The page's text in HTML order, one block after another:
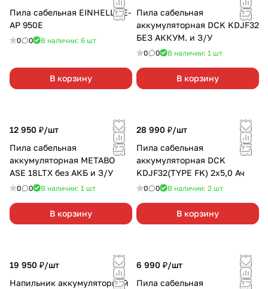
Пила сабельная EINHELL TE-
AP 950E
0 0 В наличии: 6 шт
В корзину
Пила сабельная
аккумуляторная DCK KDJF32
БЕЗ АККУМ. и З/У
0 0 В наличии: 1 шт
В корзину
12 950 ₽/шт
Пила сабельная
аккумуляторная METABO
ASE 18LTX без АКБ и З/У
0 0 В наличии: 1 шт
В корзину
28 990 ₽/шт
Пила сабельная
аккумуляторная DCK
KDJF32(TYPE FK) 2х5,0 Ач
0 0 В наличии: 2 шт
В корзину
19 950 ₽/шт
Напильник аккумуляторный
6 990 ₽/шт
Пила сабельная